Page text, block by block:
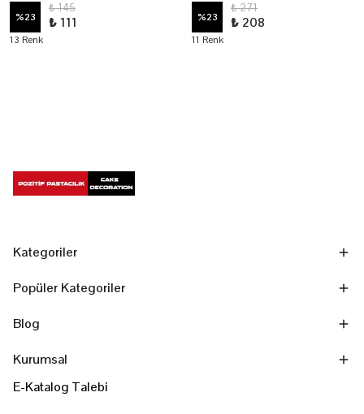
%23
₺ 145
₺ 111
13 Renk
%23
₺ 271
₺ 208
11 Renk
Kategoriler
Popüler Kategoriler
Blog
Kurumsal
E-Katalog Talebi